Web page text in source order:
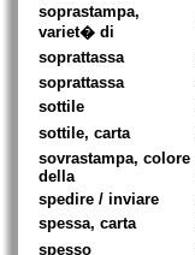
soprastampa,
variet� di
soprattassa
soprattassa
sottile
sottile, carta
sovrastampa, colore
della
spedire / inviare
spessa, carta
spesso